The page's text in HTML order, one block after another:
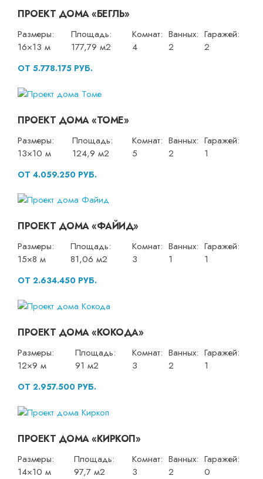
ПРОЕКТ ДОМА «БЕГЛЬ»
Размеры:
16×13 м
Площадь:
177,79 м2
Комнат:
4
Ванных:
2
Гаражей:
2
ОТ 5.778.175 РУБ.
ПРОЕКТ ДОМА «ТОМЕ»
Размеры:
13×10 м
Площадь:
124,9 м2
Комнат:
5
Ванных:
2
Гаражей:
1
ОТ 4.059.250 РУБ.
ПРОЕКТ ДОМА «ФАЙИД»
Размеры:
15×8 м
Площадь:
81,06 м2
Комнат:
3
Ванных:
1
Гаражей:
1
ОТ 2.634.450 РУБ.
ПРОЕКТ ДОМА «КОКОДА»
Размеры:
12×9 м
Площадь:
91 м2
Комнат:
3
Ванных:
2
Гаражей:
1
ОТ 2.957.500 РУБ.
ПРОЕКТ ДОМА «КИРКОП»
Размеры:
14×10 м
Площадь:
97,7 м2
Комнат:
3
Ванных:
2
Гаражей:
0